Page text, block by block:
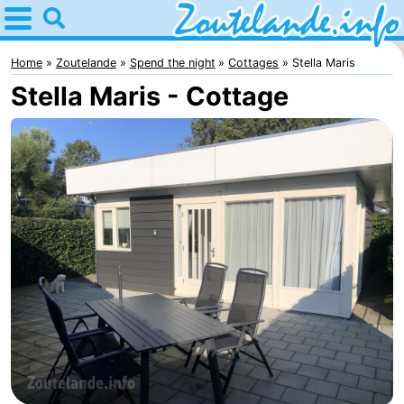
Home
Zoutelande
Tips
For
kids
Webcam
Webcam
Langstraat
Webcam
Beach
Spend
the
night
Apartments
-
Home Zoutelande Spend the night Cottages Stella Maris
Stella Maris - Cottage